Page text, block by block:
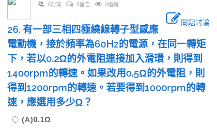
0討論 0留言 0追蹤
問題討論
26. 有一部三相四極繞線轉子型感應
電動機，接於頻率為60Hz的電源，在同一轉矩
下，若以0.2Ω的外電阻連接加入滑環，則得到
1400rpm的轉速。如果改用0.5Ω的外電阻，則
得到1200rpm的轉速。若要得到1000rpm的轉
速，應選用多少Ω？
(A)0.1Ω